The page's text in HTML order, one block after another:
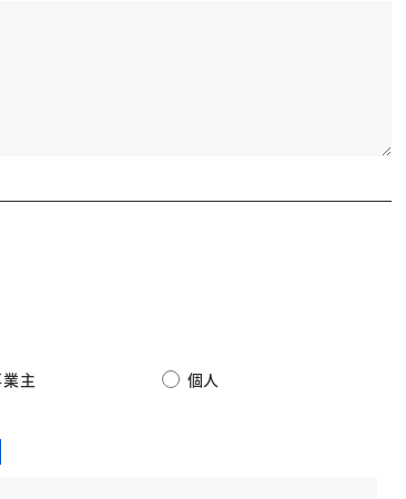
主 個人